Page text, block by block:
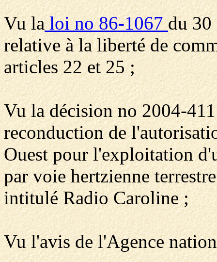
Vu laloi no 86-1067du 30
relative à la liberté de
articles 22 et 25 ;
Vu la décision no 2004-
reconduction de
Ouest pour l'exploitation
par voie hertzienne
intitulé Radio Caroline ;
Vu l'avis de l'Agence